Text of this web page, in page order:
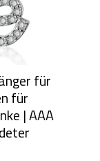
für
für
| AAA